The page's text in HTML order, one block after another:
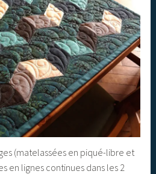
(matelassées en piqué-libre et
en lignes continues dans les 2